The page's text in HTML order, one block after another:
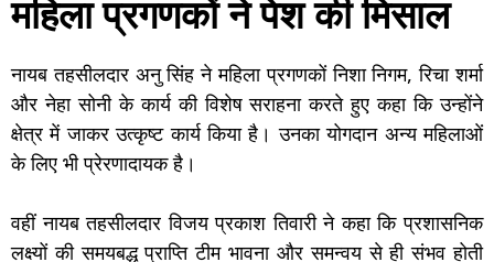
महिला प्रगणकों ने पेश की मिसाल
नायब तहसीलदार अनु सिंह ने महिला प्रगणकों निशा निगम, रिचा शर्मा
और नेहा सोनी के कार्य की विशेष सराहना करते हुए कहा कि उन्होंने
क्षेत्र में जाकर उत्कृष्ट कार्य किया है। उनका योगदान अन्य महिलाओं
के लिए भी प्रेरणादायक है।
वहीं नायब तहसीलदार विजय प्रकाश तिवारी ने कहा कि प्रशासनिक
लक्ष्यों की समयबद्ध प्राप्ति टीम भावना और समन्वय से ही संभव होती